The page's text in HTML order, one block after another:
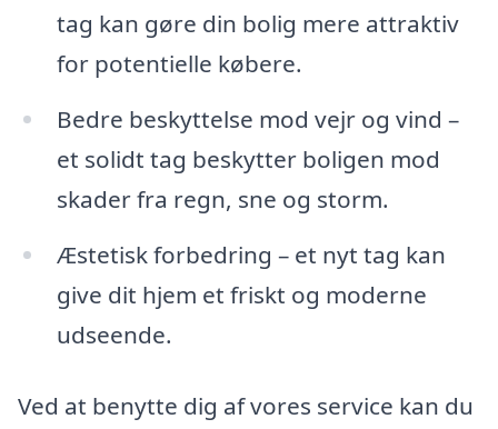
tag kan gøre din bolig mere attraktiv
for potentielle købere.
Bedre beskyttelse mod vejr og vind –
et solidt tag beskytter boligen mod
skader fra regn, sne og storm.
Æstetisk forbedring – et nyt tag kan
give dit hjem et friskt og moderne
udseende.
Ved at benytte dig af vores service kan du